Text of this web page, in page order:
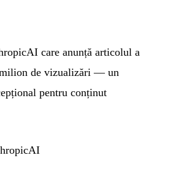
care anunță articolul a
milion de vizualizări — un
pentru conținut